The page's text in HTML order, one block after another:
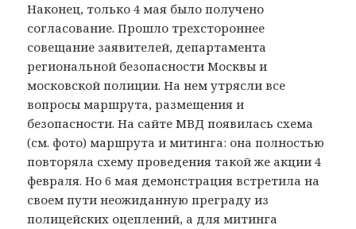
Наконец, только 4 мая было получено
согласование. Прошло трехстороннее
совещание заявителей, департамента
региональной безопасности Москвы и
московской полиции. На нем утрясли все
вопросы маршрута, размещения и
безопасности. На сайте МВД появилась схема
(см. фото) маршрута и митинга: она полностью
повторяла схему проведения такой же акции 4
февраля. Но 6 мая демонстрация встретила на
своем пути неожиданную преграду из
полицейских оцеплений, а для митинга